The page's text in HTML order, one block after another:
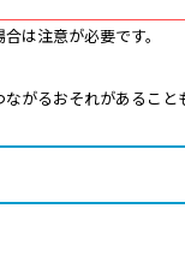
は注意が必要です。
がるおそれがあるこ